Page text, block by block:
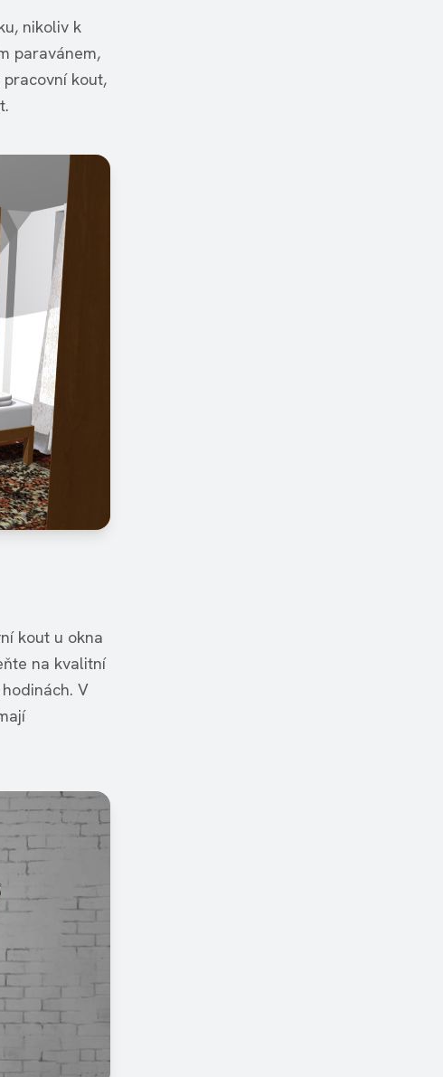
nikoliv k
paravánem,
kout,
kout u okna
na kvalitní
V